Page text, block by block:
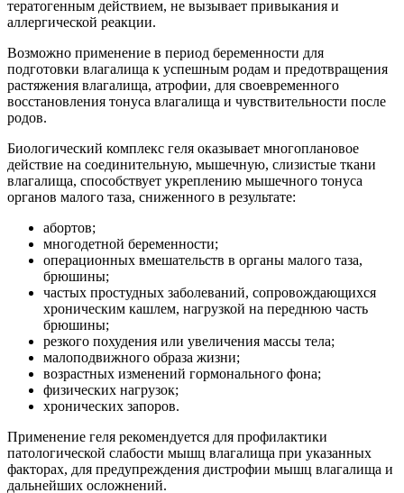
тератогенным действием, не вызывает привыкания и
аллергической реакции.
Возможно применение в период беременности для
подготовки влагалища к успешным родам и предотвращения
растяжения влагалища, атрофии, для своевременного
восстановления тонуса влагалища и чувствительности после
родов.
Биологический комплекс геля оказывает многоплановое
действие на соединительную, мышечную, слизистые ткани
влагалища, способствует укреплению мышечного тонуса
органов малого таза, сниженного в результате:
абортов;
многодетной беременности;
операционных вмешательств в органы малого таза,
брюшины;
частых простудных заболеваний, сопровождающихся
хроническим кашлем, нагрузкой на переднюю часть
брюшины;
резкого похудения или увеличения массы тела;
малоподвижного образа жизни;
возрастных изменений гормонального фона;
физических нагрузок;
хронических запоров.
Применение геля рекомендуется для профилактики
патологической слабости мышц влагалища при указанных
факторах, для предупреждения дистрофии мышц влагалища и
дальнейших осложнений.